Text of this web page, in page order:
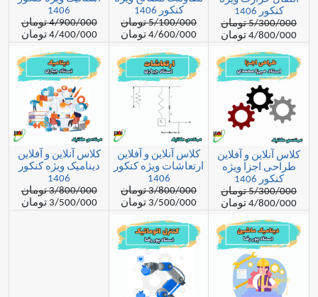
کنکور 1406
5/100/000 تومان
4/600/000 تومان
4/900/000 تومان
4/400/000 تومان
و آفلاین
ویژه
کلاس آنلاین و آفلاین
ارتعاشات ویژه کنکور
3/800/000 تومان
3/500/000 تومان
کلاس آنلاین و آفلاین
دینامیک ویژه کنکور
3/800/000 تومان
3/500/000 تومان